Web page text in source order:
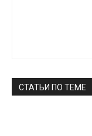
СТАТЬИ ПО ТЕМЕ